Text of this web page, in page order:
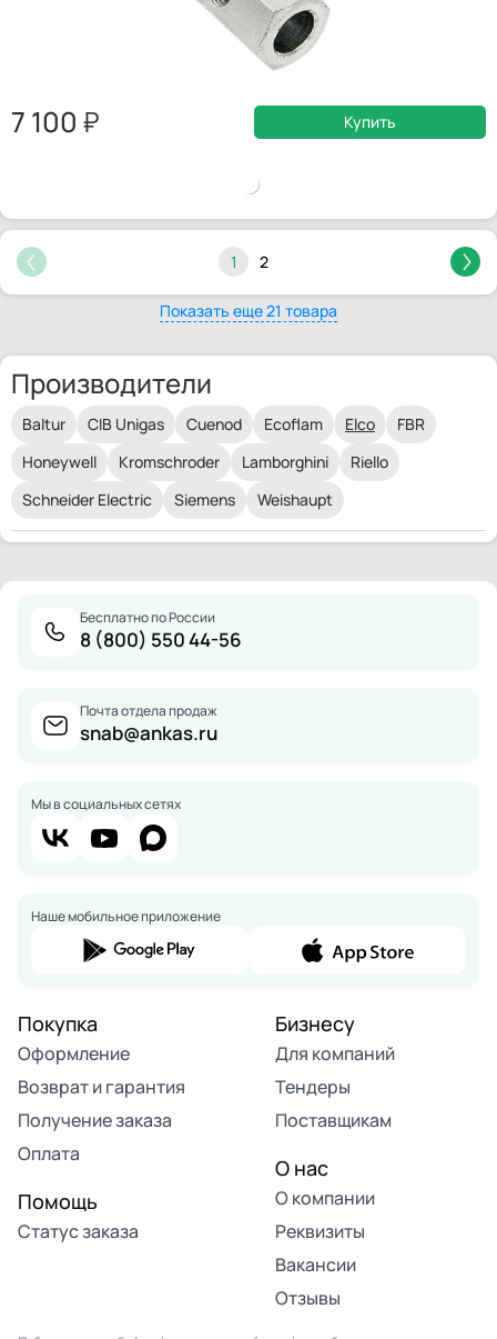
7 100 Купить
1 2
Показать еще 21 товара
Производители
Baltur CIB Unigas Cuenod Ecoflam Elco
FBR
Honeywell
Kromschroder Lamborghini
Riello
Schneider Electric
Siemens Weishaupt
Бесплатно по России
8 (800) 550 44-56
Почта отдела продаж
snab@ankas.ru
Мы в социальных сетях
Наше мобильное приложение
Покупка
Оформление
Возврат и гарантия
Получение заказа
Оплата
Помощь
Статус заказа
Бизнесу
Для компаний
Тендеры
Поставщикам
О нас
О компании
Реквизиты
Вакансии
Отзывы